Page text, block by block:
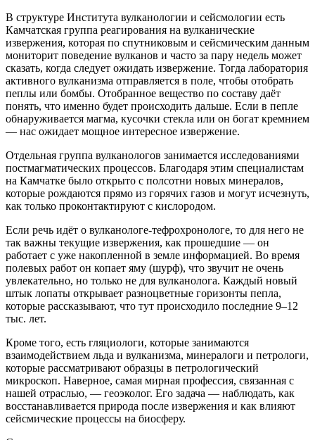
В структуре Института вулканологии и сейсмологии есть
Камчатская группа реагирования на вулканические
извержения, которая по спутниковым и сейсмическим данным
мониторит поведение вулканов и часто за пару недель может
сказать, когда следует ожидать извержение. Тогда лаборатория
активного вулканизма отправляется в поле, чтобы отобрать
пеплы или бомбы. Отобранное вещество по составу даёт
понять, что именно будет происходить дальше. Если в пепле
обнаруживается магма, кусочки стекла или он богат кремнием
— нас ожидает мощное интересное извержение.
Отдельная группа вулканологов занимается исследованиями
постмагматических процессов. Благодаря этим специалистам
на Камчатке было открыто с полсотни новых минералов,
которые рождаются прямо из горячих газов и могут исчезнуть,
как только проконтактируют с кислородом.
Если речь идёт о вулканологе-тефрохронологе, то для него не
так важны текущие извержения, как прошедшие — он
работает с уже накопленной в земле информацией. Во время
полевых работ он копает яму (шурф), что звучит не очень
увлекательно, но только не для вулканолога. Каждый новый
штык лопаты открывает разноцветные горизонты пепла,
которые рассказывают, что тут происходило последние 9–12
тыс. лет.
Кроме того, есть гляциологи, которые занимаются
взаимодействием льда и вулканизма, минералоги и петрологи,
которые рассматривают образцы в петрологический
микроскоп. Наверное, самая мирная профессия, связанная с
нашей отраслью, — геоэколог. Его задача — наблюдать, как
восстанавливается природа после извержения и как влияют
сейсмические процессы на биосферу.